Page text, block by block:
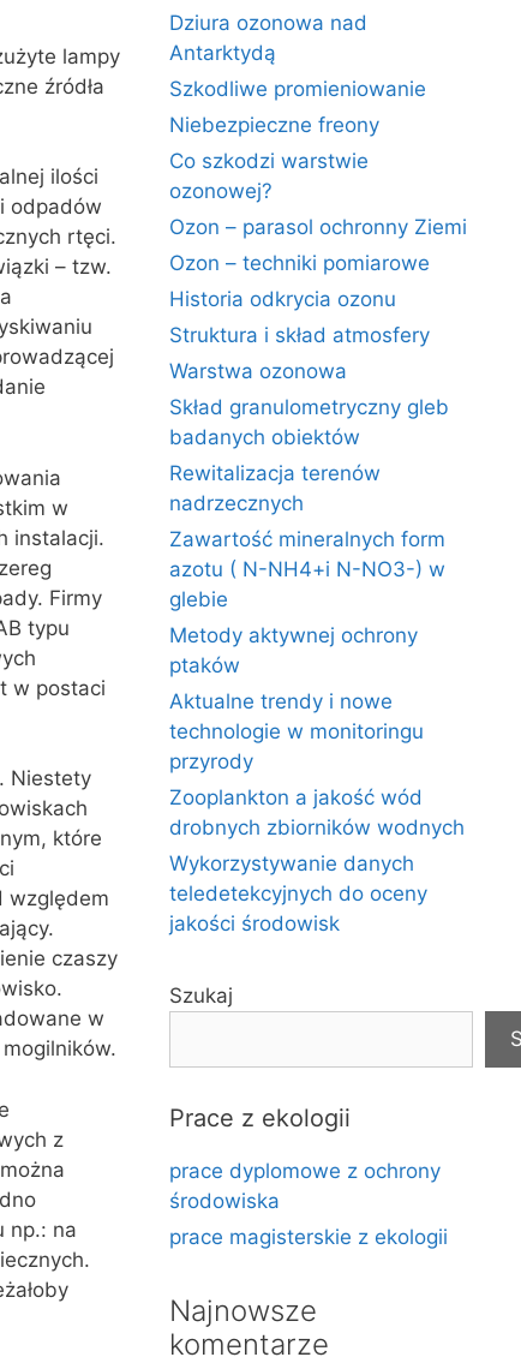
lampy
źródła
ilości
odpadów
rtęci.
– tzw.
w
instalacji.
Firmy
typu
w postaci
Niestety
które
względem
czaszy
w
z
np.: na
Dziura ozonowa nad
Antarktydą
Szkodliwe promieniowanie
Niebezpieczne freony
Co szkodzi warstwie
ozonowej?
Ozon – parasol ochronny Ziemi
Ozon – techniki pomiarowe
Historia odkrycia ozonu
Struktura i skład atmosfery
Warstwa ozonowa
Skład granulometryczny gleb
badanych obiektów
Rewitalizacja terenów
nadrzecznych
Zawartość mineralnych form
azotu ( N-NH4+i N-NO3-) w
glebie
Metody aktywnej ochrony
ptaków
Aktualne trendy i nowe
technologie w monitoringu
przyrody
Zooplankton a jakość wód
drobnych zbiorników wodnych
Wykorzystywanie danych
teledetekcyjnych do oceny
jakości środowisk
Szukaj
Prace z ekologii
prace dyplomowe z ochrony
środowiska
prace magisterskie z ekologii
Najnowsze
komentarze